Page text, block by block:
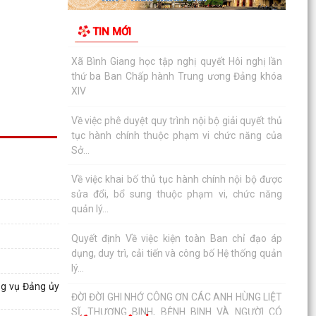
vụ Đảng ủy
TIN MỚI
liệt sĩ
Xã Bình Giang học tập nghị quyết Hôi nghị lần
thứ ba Ban Chấp hành Trung ương Đảng khóa
XIV
Về việc phê duyệt quy trình nội bộ giải quyết thủ
tục hành chính thuộc phạm vi chức năng của
Sở...
Về việc khai bố thủ tục hành chính nội bộ được
sửa đổi, bổ sung thuộc phạm vi, chức năng
quản lý...
Quyết định Về việc kiện toàn Ban chỉ đạo áp
dụng, duy trì, cải tiến và công bố Hệ thống quản
lý...
ĐỜI ĐỜI GHI NHỚ CÔNG ƠN CÁC ANH HÙNG LIỆT
SĨ, THƯƠNG BINH, BỆNH BINH VÀ NGƯỜI CÓ